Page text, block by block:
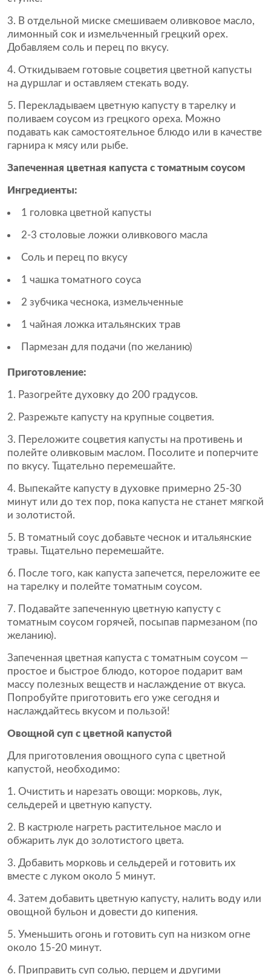
В отдельной миске смешиваем оливковое масло,
лимонный сок и измельченный грецкий орех.
Добавляем соль и перец по вкусу.
Откидываем готовые соцветия цветной капусты
на дуршлаг и оставляем стекать воду.
Перекладываем цветную капусту в тарелку и
поливаем соусом из грецкого ореха. Можно
подавать как самостоятельное блюдо или в качестве
гарнира к мясу или рыбе.
Запеченная цветная капуста с томатным соусом
Ингредиенты:
1 головка цветной капусты
2-3 столовые ложки оливкового масла
Соль и перец по вкусу
1 чашка томатного соуса
2 зубчика чеснока, измельченные
1 чайная ложка итальянских трав
Пармезан для подачи (по желанию)
Приготовление:
Разогрейте духовку до 200 градусов.
Разрежьте капусту на крупные соцветия.
Переложите соцветия капусты на противень и
полейте оливковым маслом. Посолите и поперчите
по вкусу. Тщательно перемешайте.
Выпекайте капусту в духовке примерно 25-30
минут или до тех пор, пока капуста не станет мягкой
и золотистой.
В томатный соус добавьте чеснок и итальянские
травы. Тщательно перемешайте.
После того, как капуста запечется, переложите ее
на тарелку и полейте томатным соусом.
Подавайте запеченную цветную капусту с
томатным соусом горячей, посыпав пармезаном (по
желанию).
Запеченная цветная капуста с томатным соусом —
простое и быстрое блюдо, которое подарит вам
массу полезных веществ и наслаждение от вкуса.
Попробуйте приготовить его уже сегодня и
наслаждайтесь вкусом и пользой!
Овощной суп с цветной капустой
Для приготовления овощного супа с цветной
капустой, необходимо:
Очистить и нарезать овощи: морковь, лук,
сельдерей и цветную капусту.
В кастрюле нагреть растительное масло и
обжарить лук до золотистого цвета.
Добавить морковь и сельдерей и готовить их
вместе с луком около 5 минут.
Затем добавить цветную капусту, налить воду или
овощной бульон и довести до кипения.
Уменьшить огонь и готовить суп на низком огне
около 15-20 минут.
Приправить суп солью, перцем и другими